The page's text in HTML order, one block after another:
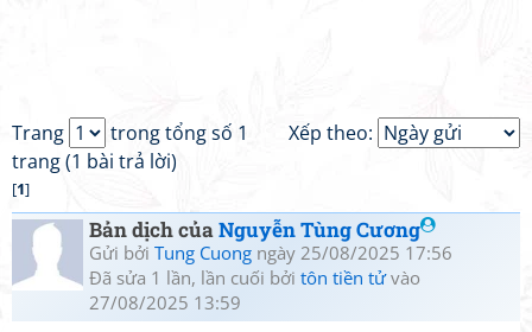
Xếp theo:
Trang
trong tổng số 1
trang (1 bài trả lời)
[1]
Bản dịch củaNguyễn Tùng Cương
Gửi bởi Tung Cuong ngày 25/08/2025 17:56
Đã sửa 1 lần, lần cuối bởi tôn tiền tửvào
27/08/2025 13:59